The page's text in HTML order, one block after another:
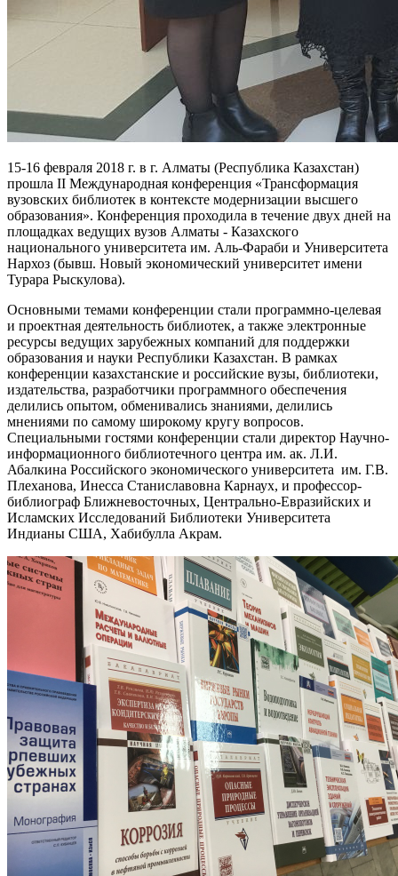
15-16 февраля 2018 г. в г. Алматы (Республика Казахстан)
прошла II Международная конференция «Трансформация
вузовских библиотек в контексте модернизации высшего
образования». Конференция проходила в течение двух дней на
площадках ведущих вузов Алматы - Казахского
национального университета им. Аль-Фараби и Университета
Нархоз (бывш. Новый экономический университет имени
Турара Рыскулова).
Основными темами конференции стали программно-целевая
и проектная деятельность библиотек, а также электронные
ресурсы ведущих зарубежных компаний для поддержки
образования и науки Республики Казахстан. В рамках
конференции казахстанские и российские вузы, библиотеки,
издательства, разработчики программного обеспечения
делились опытом, обменивались знаниями, делились
мнениями по самому широкому кругу вопросов.
Специальными гостями конференции стали директор Научно-
информационного библиотечного центра им. ак. Л.И.
Абалкина Российского экономического университета им. Г.В.
Плеханова, Инесса Станиславовна Карнаух, и профессор-
библиограф Ближневосточных, Центрально-Евразийских и
Исламских Исследований Библиотеки Университета
Индианы США, Хабибулла Акрам.